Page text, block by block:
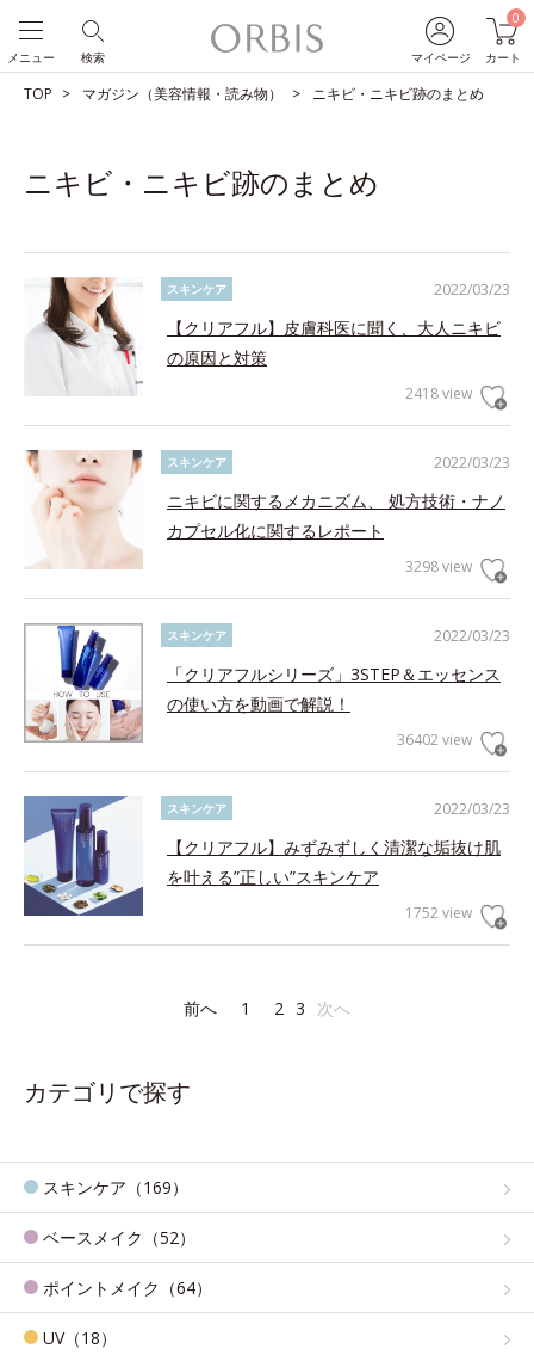
マイページ
0
カート
検索
メニュー
TOP マガジン（美容情報・読み物） ニキビ・ニキビ跡のまとめ
ニキビ・ニキビ跡のまとめ
2022/03/23
スキンケア
【クリアフル】皮膚科医に聞く、大人ニキビ
の原因と対策
2418 view
2022/03/23
スキンケア
ニキビに関するメカニズム、 処方技術・ナノ
カプセル化に関するレポート
3298 view
2022/03/23
スキンケア
「クリアフルシリーズ」3STEP＆エッセンス
の使い方を動画で解説！
36402 view
2022/03/23
スキンケア
【クリアフル】みずみずしく清潔な垢抜け肌
を叶える”正しい”スキンケア
1752 view
前へ 1 2 3 次へ
カテゴリで探す
スキンケア（169）
ベースメイク（52）
ポイントメイク（64）
UV（18）